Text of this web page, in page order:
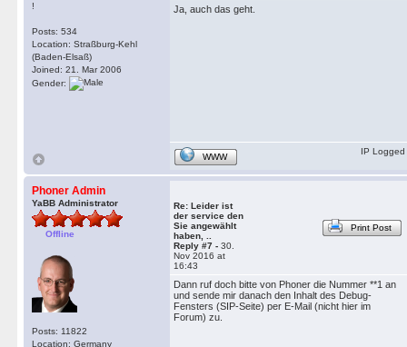
!
Posts: 534
Location: Straßburg-Kehl
(Baden-Elsaß)
Joined: 21. Mar 2006
Gender:
Ja, auch das geht.
WWW
IP Logged
Phoner Admin
YaBB Administrator
Offline
Posts: 11822
Location: Germany
Re: Leider ist
der service den
Sie angewählt
haben, ..
Reply #7 - 30.
Nov 2016 at
16:43
Print Post
Dann ruf doch bitte von Phoner die Nummer **1 an
und sende mir danach den Inhalt des Debug-
Fensters (SIP-Seite) per E-Mail (nicht hier im
Forum) zu.